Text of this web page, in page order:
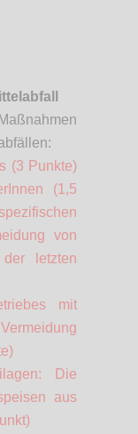
(3 Punkte)
(1,5
von
der letzten
mit
Die
aus